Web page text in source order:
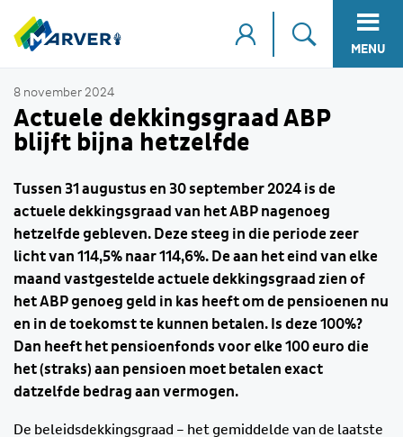
MENU
8 november 2024
Actuele dekkingsgraad ABP
blijft bijna hetzelfde
Tussen 31 augustus en 30 september 2024 is de
actuele dekkingsgraad van het ABP nagenoeg
hetzelfde gebleven. Deze steeg in die periode zeer
licht van 114,5% naar 114,6%. De aan het eind van elke
maand vastgestelde actuele dekkingsgraad zien of
het ABP genoeg geld in kas heeft om de pensioenen nu
en in de toekomst te kunnen betalen. Is deze 100%?
Dan heeft het pensioenfonds voor elke 100 euro die
het (straks) aan pensioen moet betalen exact
datzelfde bedrag aan vermogen.
De beleidsdekkingsgraad – het gemiddelde van de laatste